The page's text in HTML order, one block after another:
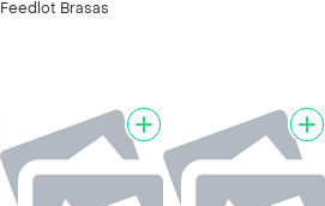
Feedlot Brasas